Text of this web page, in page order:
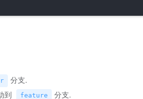
分支.
到 feature 分支.